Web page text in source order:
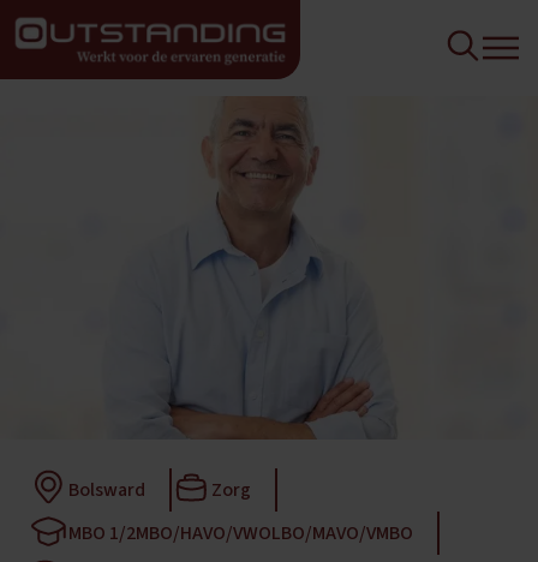
Bolsward
Zorg
MBO 1/2MBO/HAVO/VWOLBO/MAVO/VMBO